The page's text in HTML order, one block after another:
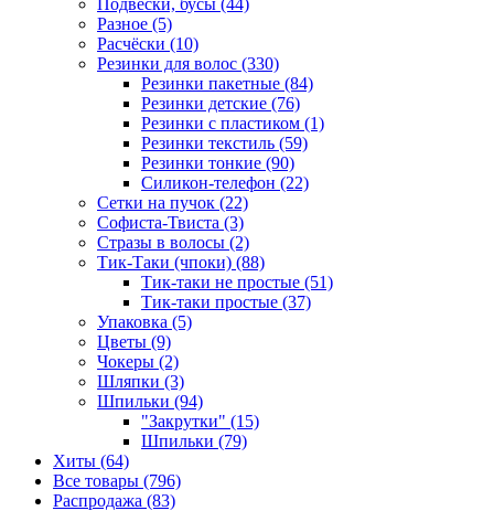
Разное (5)
Расчёски (10)
Резинки для волос (330)
Резинки пакетные (84)
Резинки детские (76)
Резинки с пластиком (1)
Резинки текстиль (59)
Резинки тонкие (90)
Силикон-телефон (22)
Сетки на пучок (22)
Софиста-Твиста (3)
Стразы в волосы (2)
Тик-Таки (чпоки) (88)
Тик-таки не простые (51)
Тик-таки простые (37)
Упаковка (5)
Цветы (9)
Чокеры (2)
Шляпки (3)
Шпильки (94)
"Закрутки" (15)
Шпильки (79)
Хиты (64)
Все товары (796)
Распродажа (83)